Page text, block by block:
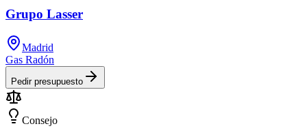
Grupo Lasser
Madrid
Gas Radón
Pedir presupuesto
Consejo